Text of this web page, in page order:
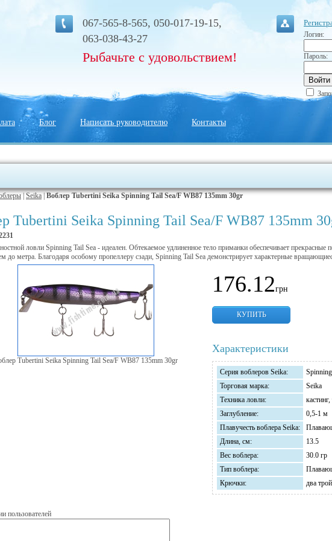
067-565-8-565, 050-017-19-15,
063-038-43-27
Рыбачьте с удовольствием!
Логин:
Пароль:
Блог Написать руководителю Контакты
Seika Воблер Tubertini Seika Spinning Tail Sea/F WB87 135mm 30gr
Tubertini Seika Spinning Tail Sea/F WB87 135mm
ловли Spinning Tail Sea - идеален. Обтекаемое удлиненное тело приманки обеспечивает
до метра. Благодаря особому пропеллеру сзади, Spinning Tail Sea демонстрирует характерные
Tubertini Seika Spinning Tail Sea/F WB87 135mm 30gr
176.12грн
КУПИТЬ
Характеристики
Серия воблеров Seika:
Торговая марка:
Seika
Техника ловли:
Заглубление:
0,5-1 м
Плавучесть воблера Seika:
Длина, см:
13.5
Вес воблера:
30.0 гр
Тип воблера:
Крючки:
два
пользователей